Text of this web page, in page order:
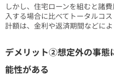
しかし、住宅ローンを組むと諸
入する場合に比べてトータルコ
計額は、金利や返済期間などによ
デメリット②想定外の事態
能性がある